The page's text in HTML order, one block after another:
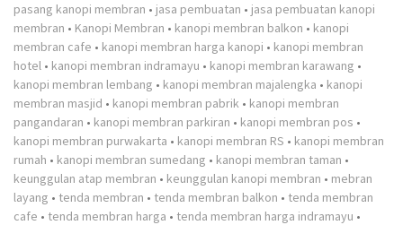
pasang kanopi membran • jasa pembuatan • jasa pembuatan kanopi
membran • Kanopi Membran • kanopi membran balkon • kanopi
membran cafe • kanopi membran harga kanopi • kanopi membran
hotel • kanopi membran indramayu • kanopi membran karawang •
kanopi membran lembang • kanopi membran majalengka • kanopi
membran masjid • kanopi membran pabrik • kanopi membran
pangandaran • kanopi membran parkiran • kanopi membran pos •
kanopi membran purwakarta • kanopi membran RS • kanopi membran
rumah • kanopi membran sumedang • kanopi membran taman •
keunggulan atap membran • keunggulan kanopi membran • mebran
layang • tenda membran • tenda membran balkon • tenda membran
cafe • tenda membran harga • tenda membran harga indramayu •